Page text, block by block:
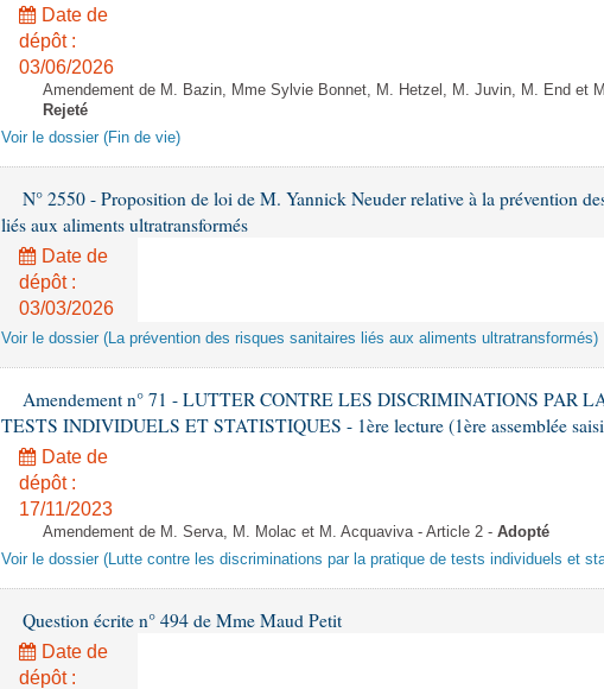
Date de
dépôt :
03/06/2026
Amendement de M. Bazin, Mme Sylvie Bonnet, M. Hetzel, M. Juvin, M. End et
Rejeté
Voir le dossier (Fin de vie)
N° 2550 - Proposition de loi de M. Yannick Neuder relative à la prévention
liés aux aliments ultratransformés
Date de
dépôt :
03/03/2026
Voir le dossier (La prévention des risques sanitaires liés aux aliments ultratransformés)
Amendement n° 71 - LUTTER CONTRE LES DISCRIMINATIONS PAR
TESTS INDIVIDUELS ET STATISTIQUES - 1ère lecture (1ère assemblée
Date de
dépôt :
17/11/2023
Amendement de M. Serva, M. Molac et M. Acquaviva - Article 2 - Adopté
Voir le dossier (Lutte contre les discriminations par la pratique de tests individuels et
Question écrite n° 494 de Mme Maud Petit
Date de
dépôt :